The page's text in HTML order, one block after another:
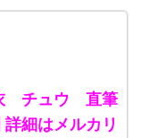
チュウ 直筆
細はメルカリ